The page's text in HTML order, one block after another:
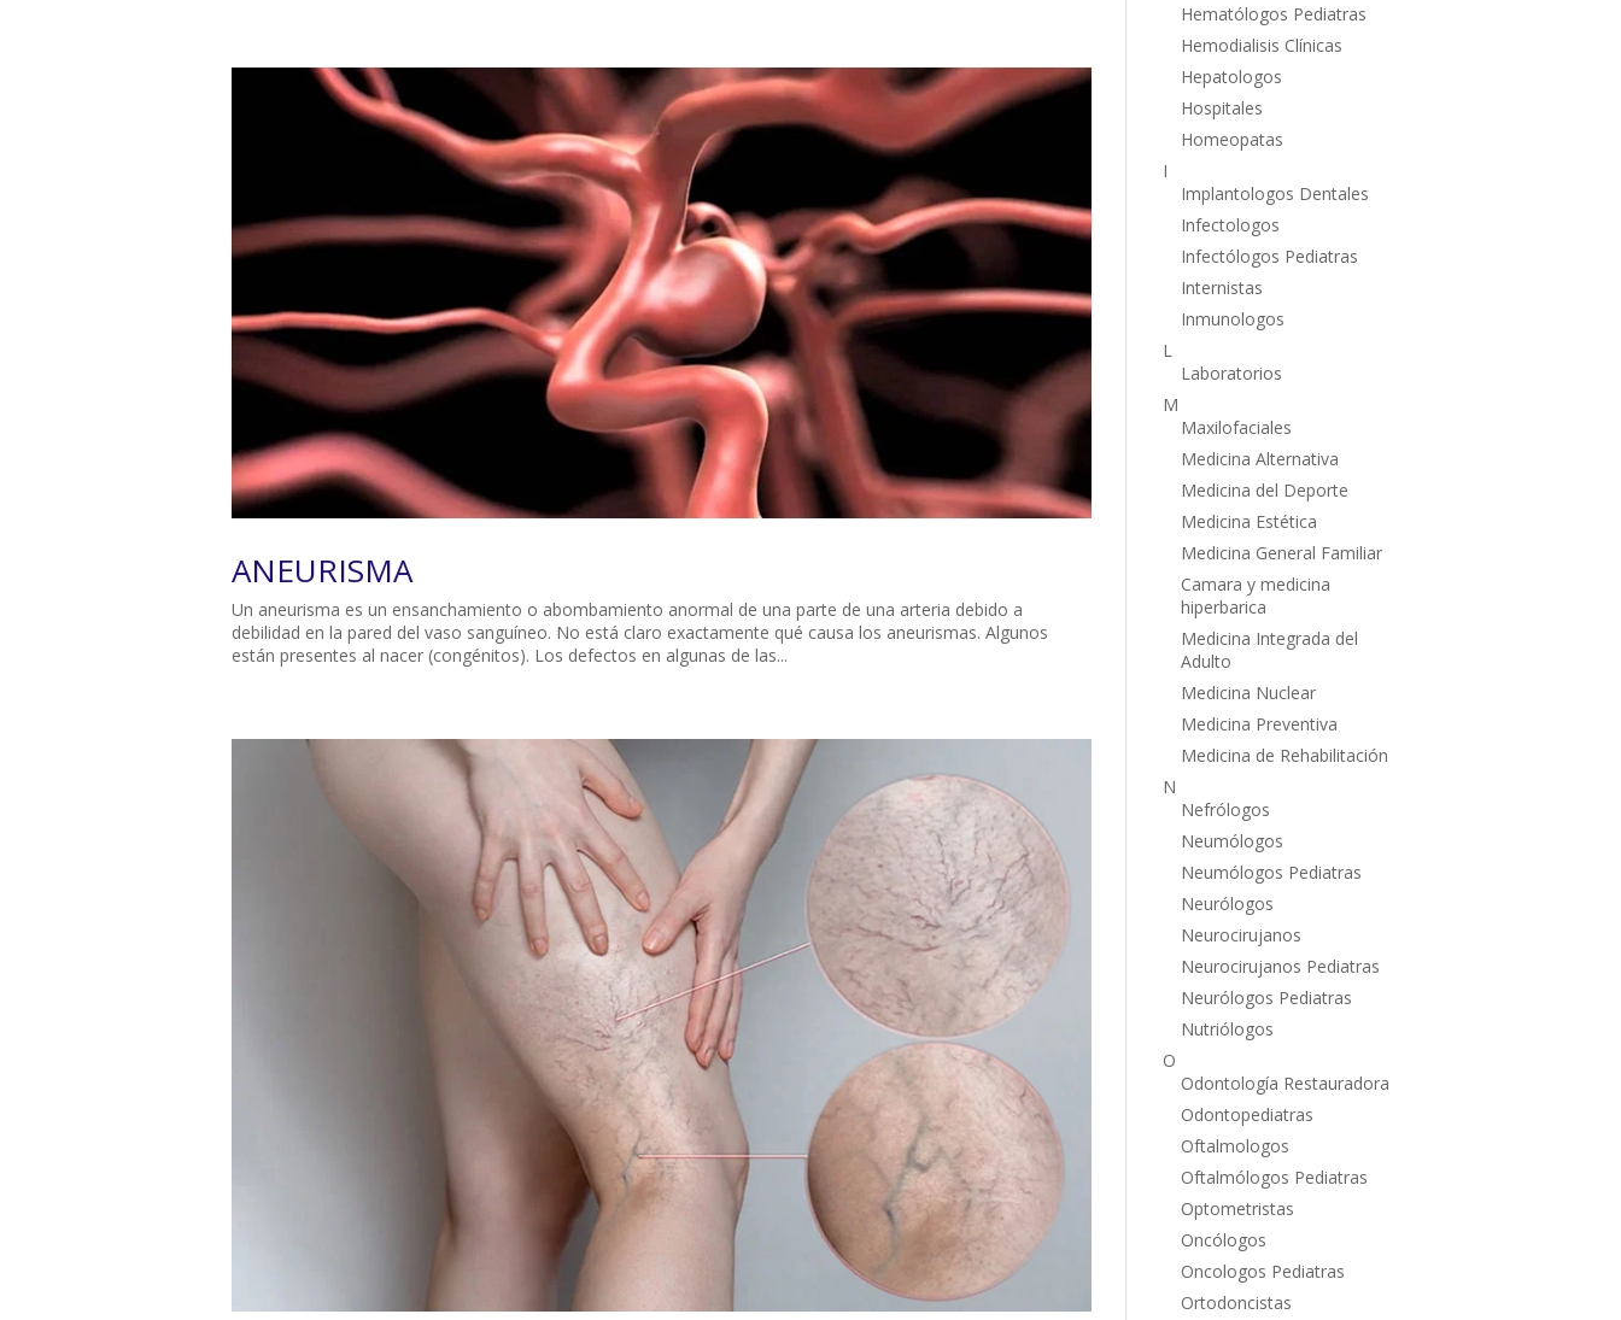
ANEURISMA
Un aneurisma es un ensanchamiento o abombamiento anormal de una parte de una arteria debido a
debilidad en la pared del vaso sanguíneo. No está claro exactamente qué causa los aneurismas. Algunos
están presentes al nacer (congénitos). Los defectos en algunas de las...
Hematólogos Pediatras
Hemodialisis Clínicas
Hepatologos
Hospitales
Homeopatas
I
Implantologos Dentales
Infectologos
Infectólogos Pediatras
Internistas
Inmunologos
L
Laboratorios
M
Maxilofaciales
Medicina Alternativa
Medicina del Deporte
Medicina Estética
Medicina General Familiar
Camara y medicina
hiperbarica
Medicina Integrada del
Adulto
Medicina Nuclear
Medicina Preventiva
Medicina de Rehabilitación
N
Nefrólogos
Neumólogos
Neumólogos Pediatras
Neurólogos
Neurocirujanos
Neurocirujanos Pediatras
Neurólogos Pediatras
Nutriólogos
O
Odontología Restauradora
Odontopediatras
Oftalmologos
Oftalmólogos Pediatras
Optometristas
Oncólogos
Oncologos Pediatras
Ortodoncistas